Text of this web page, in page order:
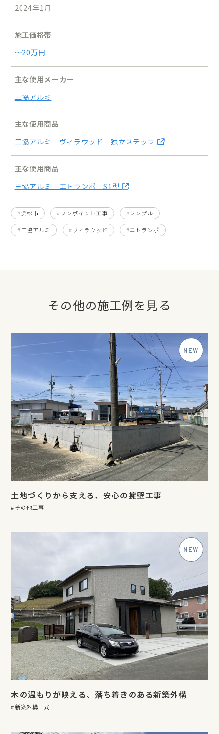
2024年1月
施工価格帯
〜20万円
主な使用メーカー
三協アルミ
主な使用商品
三協アルミ ヴィラウッド 独立ステップ
主な使用商品
三協アルミ エトランポ S1型
浜松市 ワンポイント工事 シンプル
三協アルミ ヴィラウッド エトランポ
その他の施工例を見る
土地づくりから支える、安心の擁壁工事
その他工事
木の温もりが映える、落ち着きのある新築外構
新築外構一式